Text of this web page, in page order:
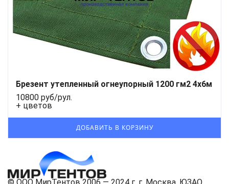
Брезент утепленный огнеупорный 1200 гм2 4х6м
10800 руб/рул.
+ цветов
© ООО МирТентов 2006 — 2024 г. г. Москва, ЮЗАО